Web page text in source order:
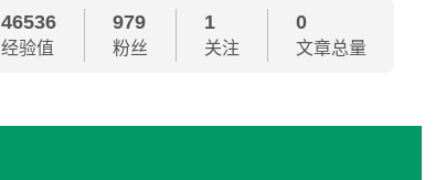
46536
经验值
979
粉丝
1
关注
0
文章总量